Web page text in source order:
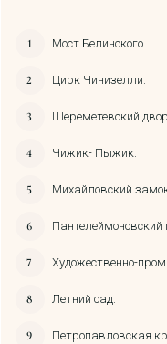
Мост Белинского.
Цирк Чинизелли.
Шереметевский
Чижик- Пыжик.
Михайловский
Пантелеймоновский
Художественно-
Летний сад.
Петропавловская